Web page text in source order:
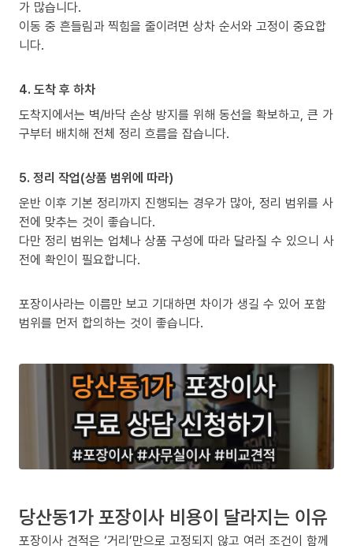
가 많습니다.
이동 중 흔들림과 찍힘을 줄이려면 상차 순서와 고정이 중요합
니다.
4. 도착 후 하차
도착지에서는 벽/바닥 손상 방지를 위해 동선을 확보하고, 큰 가
구부터 배치해 전체 정리 흐름을 잡습니다.
5. 정리 작업(상품 범위에 따라)
운반 이후 기본 정리까지 진행되는 경우가 많아, 정리 범위를 사
전에 맞추는 것이 좋습니다.
다만 정리 범위는 업체나 상품 구성에 따라 달라질 수 있으니 사
전에 확인이 필요합니다.
포장이사라는 이름만 보고 기대하면 차이가 생길 수 있어 포함
범위를 먼저 합의하는 것이 좋습니다.
당산동1가 포장이사 비용이 달라지는 이유
포장이사 견적은 ‘거리’만으로 고정되지 않고 여러 조건이 함께